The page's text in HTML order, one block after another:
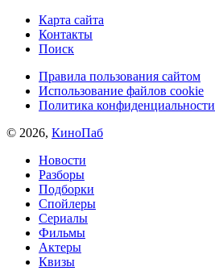
Карта сайта
Контакты
Поиск
Правила пользования сайтом
Использование файлов cookie
Политика конфиденциальности
© 2026, КиноПаб
Новости
Разборы
Подборки
Спойлеры
Сериалы
Фильмы
Актеры
Квизы